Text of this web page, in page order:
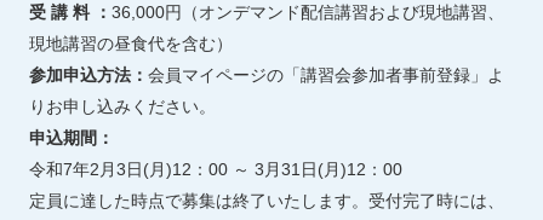
受 講 料 ： 36,000円（オンデマンド配信講習および現地講習、
現地講習の昼食代を含む）
参加申込方法： 会員マイページの「講習会参加者事前登録」よ
りお申し込みください。
申込期間：
令和7年2月3日(月)12：00 ～ 3月31日(月)12：00
定員に達した時点で募集は終了いたします。受付完了時には、